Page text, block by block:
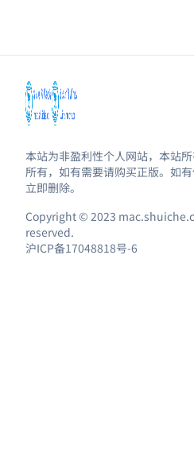
本站为非盈利性个人网站，本站
所有，如有需要请购买正版。如
立即删除。
Copyright © 2023
reserved.
沪ICP备17048818号-6